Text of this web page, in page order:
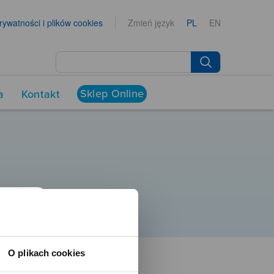
O plikach cookies
i plików cookies Zmień język PL EN
Kontakt Sklep Online